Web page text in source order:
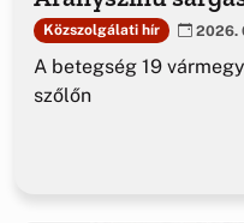
Közszolgálati hír 2026.
A betegség 19
szőlőn